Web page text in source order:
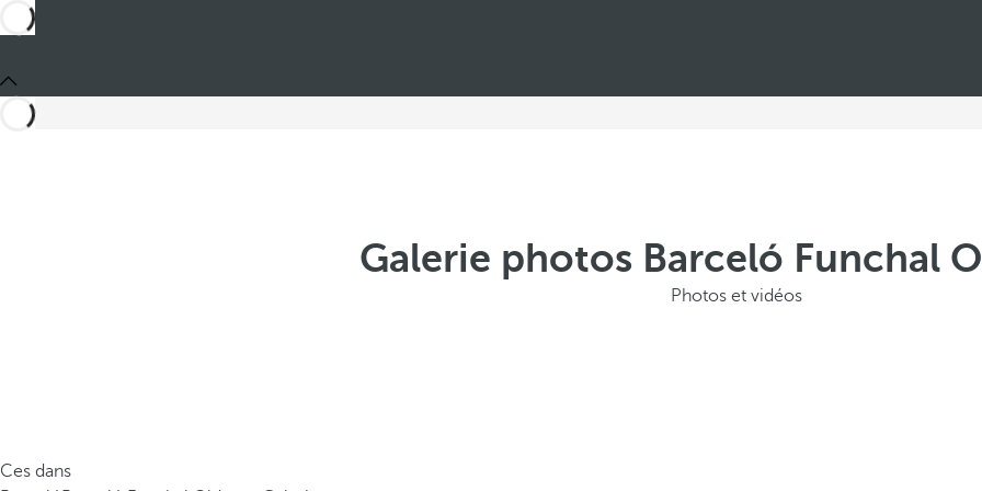
Galerie photos Barceló Funchal
Photos et vidéos
Ces dans